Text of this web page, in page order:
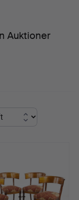
Auktioner